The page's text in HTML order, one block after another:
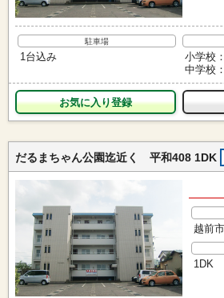
駐車場
1台込み
小学校
中学校
お気に入り
だるまちゃん公園迄近く 平和408 1DK
越前
1DK